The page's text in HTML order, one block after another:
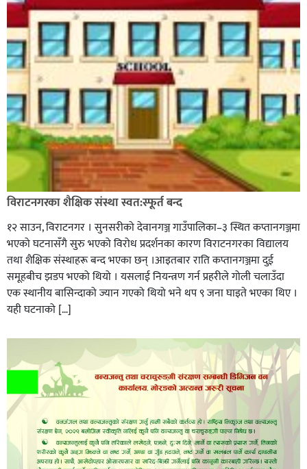
विराटनगरका शैक्षिक संस्था स्वत:स्फूर्त बन्द
१२ साउन, विराटनगर । सुनसरीको देवानगञ्ज गाउँपालिका–३ स्थित कप्तानगञ्जमा
भएको घटनासँगै सुरु भएको विरोध प्रदर्शनका कारण विराटनगरका विद्यालय
तथा शैक्षिक संस्थाहरू बन्द भएका छन् ।आइतबार राति कप्तानगञ्जमा दुई
समूहबीच झडप भएको थियो । यसलाई नियन्त्रण गर्न प्रहरीले गोली चलाउँदा
एक स्थानीय बासिन्दाको ज्यान गएको थियो भने थप ९ जना घाइते भएका थिए ।
यही घटनाको […]